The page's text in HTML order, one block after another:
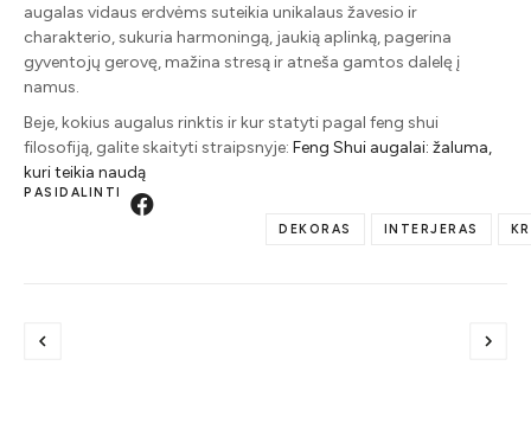
augalas vidaus erdvėms suteikia unikalaus žavesio ir
charakterio, sukuria harmoningą, jaukią aplinką, pagerina
gyventojų gerovę, mažina stresą ir atneša gamtos dalelę į
namus.
Beje, kokius augalus rinktis ir kur statyti pagal feng shui
filosofiją, galite skaityti straipsnyje: Feng Shui augalai: žaluma,
kuri teikia naudą
PASIDALINTI
DEKORAS INTERJERAS